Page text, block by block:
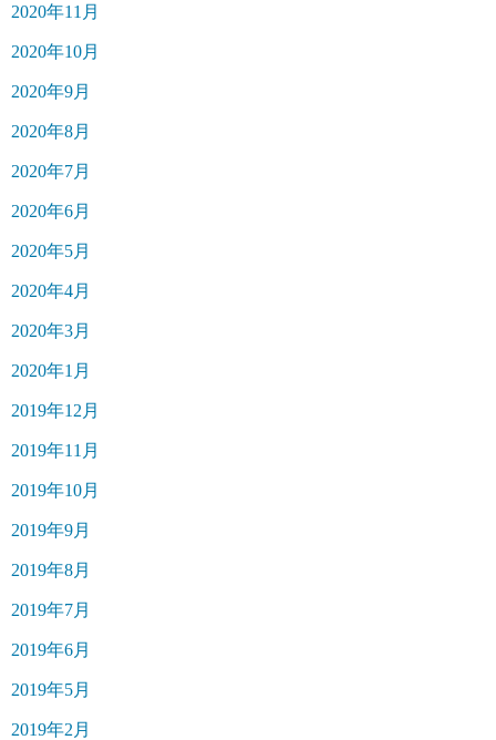
2020年11月
2020年10月
2020年9月
2020年8月
2020年7月
2020年6月
2020年5月
2020年4月
2020年3月
2020年1月
2019年12月
2019年11月
2019年10月
2019年9月
2019年8月
2019年7月
2019年6月
2019年5月
2019年2月